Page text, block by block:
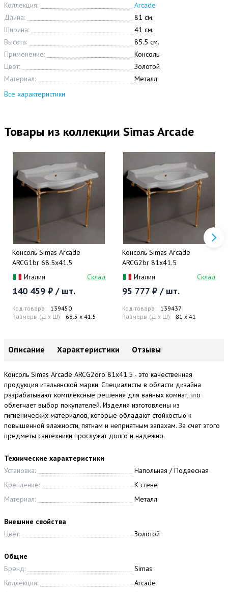
Коллекция:
Arcade
Длина:
81 см.
Ширина:
41 см.
Высота:
85.5 см.
Применение:
Консоль
Цвет:
Золотой
Материал:
Металл
Все характеристики
Товары из коллекции Simas Arcade
Консоль Simas Arcade
ARCG1br 68.5х41.5
Италия
Склад
140 459 ₽ / шт.
Код товара: 139450
Размеры (Д x Ш): 68.5 x 41.5
Консоль Simas Arcade
ARCG2br 81х41.5
Италия
Склад
95 777 ₽ / шт.
Код товара: 139437
Размеры (Д x Ш): 81 x 41
Описание Характеристики Отзывы
Консоль Simas Arcade ARCG2oro 81х41.5 - это качественная
продукция итальянской марки. Специалисты в области дизайна
разрабатывают комплексные решения для ванных комнат, что
облегчает выбор покупателей. Изделия изготовлены из
гигиенических материалов, которые обладают стойкостью к
повышенной влажности, пятнам и неприятным запахам. За счет этого
предметы сантехники прослужат долго и надежно.
Технические характеристики
Установка:
Напольная / Подвесная
Крепление:
К стене
Материал:
Металл
Внешние свойства
Цвет:
Золотой
Общие
Бренд:
Simas
Коллекция:
Arcade